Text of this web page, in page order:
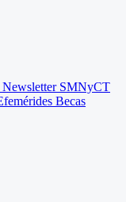
Newsletter SMNyCT
Becas